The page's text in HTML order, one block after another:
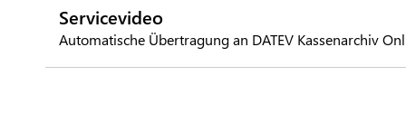
Servicevideo
Automatische Übertragung an DATEV Kassenarchiv